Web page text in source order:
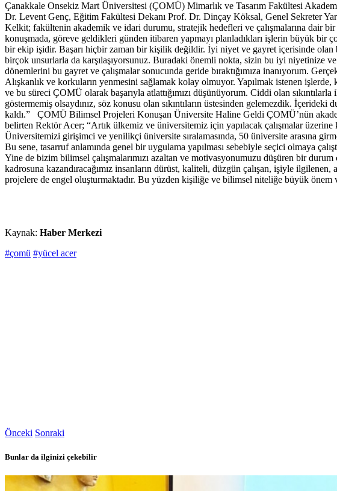
Çanakkale Onsekiz Mart Üniversitesi (ÇOMÜ) Mimarlık ve Tasarım Fakültesi
Dr. Levent Genç, Eğitim Fakültesi Dekanı Prof. Dr. Dinçay Köksal, Genel Sekreter
Kelkit; fakültenin akademik ve idari durumu, stratejik hedefleri ve çalışmalarına dair
konuşmada, göreve geldikleri günden itibaren yapmayı planladıkları işlerin büyük
bir ekip işidir. Başarı hiçbir zaman bir kişilik değildir. İyi niyet ve gayret içerisinde olan
birçok unsurlarla da karşılaşıyorsunuz. Buradaki önemli nokta, sizin bu iyi niyetinize
dönemlerini bu gayret ve çalışmalar sonucunda geride bıraktığımıza inanıyorum.
Alışkanlık ve korkuların yenmesini sağlamak kolay olmuyor. Yapılmak istenen
ve bu süreci ÇOMÜ olarak başarıyla atlattığımızı düşünüyorum. Ciddi olan
göstermemiş olsaydınız, söz konusu olan sıkıntıların üstesinden gelemezdik.
kaldı.” ÇOMÜ Bilimsel Projeleri Konuşan Üniversite Haline Geldi ÇOMÜ’nün
belirten Rektör Acer; “Artık ülkemiz ve üniversitemiz için yapılacak çalışmalar
Üniversitemizi girişimci ve yenilikçi üniversite sıralamasında, 50 üniversite arasına
Bu sene, tasarruf anlamında genel bir uygulama yapılması sebebiyle seçici olmaya
Yine de bizim bilimsel çalışmalarımızı azaltan ve motivasyonumuzu düşüren bir
kadrosuna kazandıracağımız insanların dürüst, kaliteli, düzgün çalışan, işiyle
projelere de engel oluşturmaktadır. Bu yüzden kişiliğe ve bilimsel niteliğe büyük
Kaynak: Haber Merkezi
#çomü #yücel acer
Önceki Sonraki
Bunlar da ilginizi çekebilir